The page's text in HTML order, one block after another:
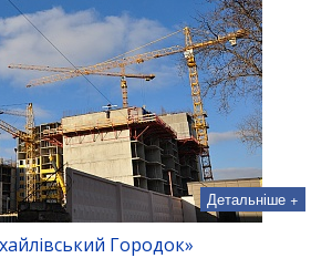
Детальніше +
Городок»